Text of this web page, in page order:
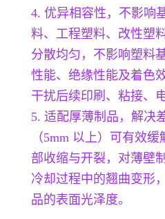
4. 优异相容性，不影响
料、工程塑料、改性塑
分散均匀，不影响塑料
性能、绝缘性能及着色
干扰后续印刷、粘接、
5. 适配厚薄制品，解决
（5mm 以上）可有效
部收缩与开裂，对薄壁
冷却过程中的翘曲变形
品的表面光泽度。